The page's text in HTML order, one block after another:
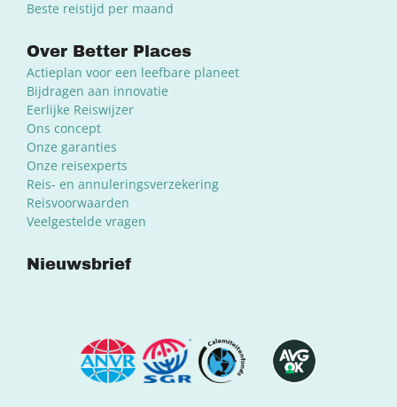
Beste reistijd per maand
Over Better Places
Actieplan voor een leefbare planeet
Bijdragen aan innovatie
Eerlijke Reiswijzer
Ons concept
Onze garanties
Onze reisexperts
Reis- en annuleringsverzekering
Reisvoorwaarden
Veelgestelde vragen
Nieuwsbrief